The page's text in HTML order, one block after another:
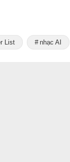
List nhạc AI